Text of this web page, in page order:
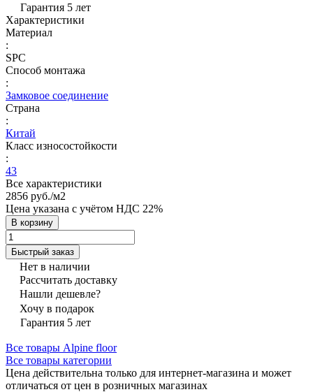
Гарантия 5 лет
Характеристики
Материал
:
SPC
Способ монтажа
:
Замковое соединение
Страна
:
Китай
Класс износостойкости
:
43
Все характеристики
2856 руб./м2
Цена указана с учётом НДС 22%
В корзину
Быстрый заказ
Нет в наличии
Рассчитать доставку
Нашли дешевле?
Хочу в подарок
Гарантия 5 лет
Все товары Alpine floor
Все товары категории
Цена действительна только для интернет-магазина и может
отличаться от цен в розничных магазинах